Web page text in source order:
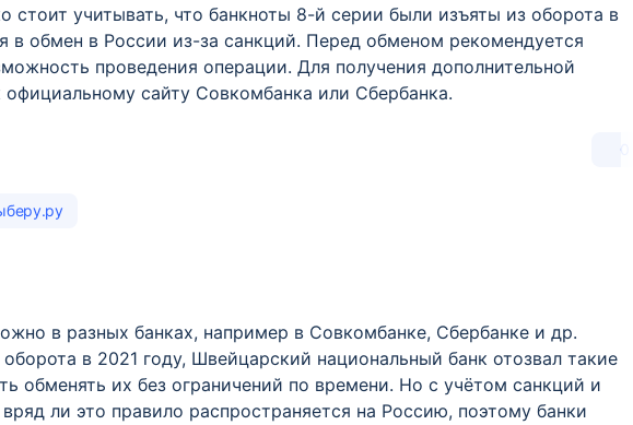
стоит учитывать, что банкноты 8-й серии были изъяты из оборота в
в обмен в России из-за санкций. Перед обменом рекомендуется
проведения операции. Для получения дополнительной
сайту Совкомбанка или Сбербанка.
0
в разных банках, например в Совкомбанке, Сбербанке и др.
в 2021 году, Швейцарский национальный банк отозвал такие
обменять их без ограничений по времени. Но с учётом санкций и
ли это правило распространяется на Россию, поэтому банки